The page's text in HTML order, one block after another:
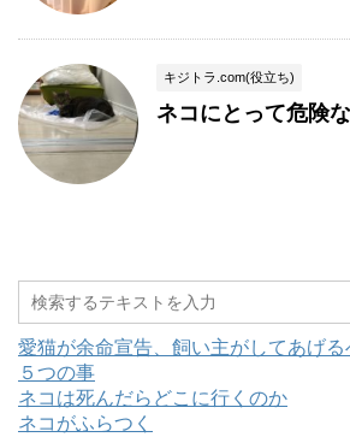
キジトラ.com(役立ち)
ネコにとって危険
愛猫が余命宣告、飼い主がしてあげ
５つの事
ネコは死んだらどこに行くのか
ネコがふらつく